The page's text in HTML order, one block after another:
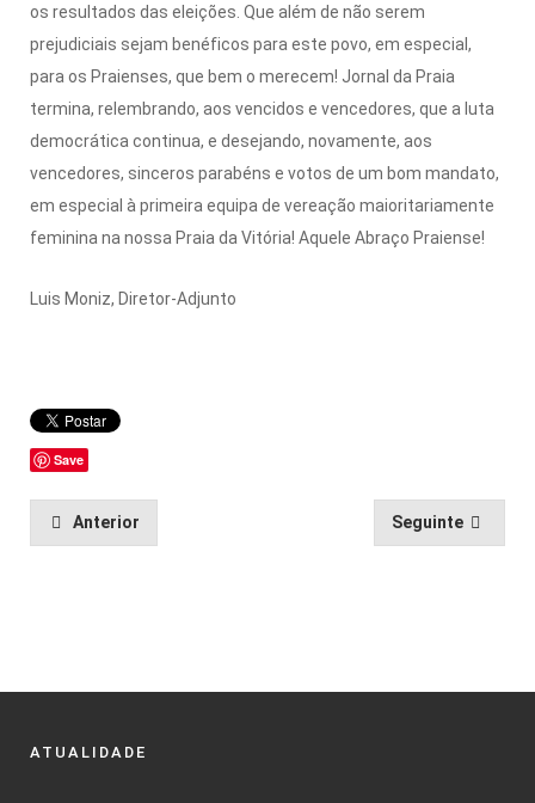
os resultados das eleições. Que além de não serem
prejudiciais sejam benéficos para este povo, em especial,
para os Praienses, que bem o merecem! Jornal da Praia
termina, relembrando, aos vencidos e vencedores, que a luta
democrática continua, e desejando, novamente, aos
vencedores, sinceros parabéns e votos de um bom mandato,
em especial à primeira equipa de vereação maioritariamente
feminina na nossa Praia da Vitória! Aquele Abraço Praiense!
Luis Moniz, Diretor-Adjunto
Save
Anterior Seguinte
ATUALIDADE